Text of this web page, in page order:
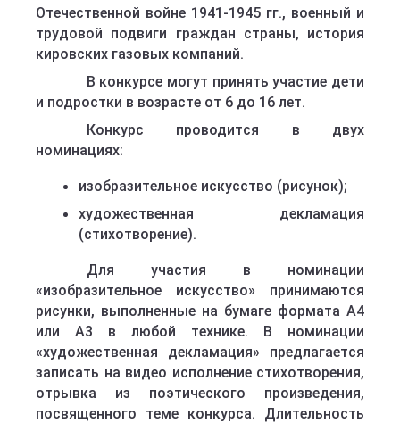
Отечественной войне 1941-1945 гг., военный и
трудовой подвиги граждан страны, история
кировских газовых компаний.
В конкурсе могут принять участие дети
и подростки в возрасте от 6 до 16 лет.
Конкурс проводится в двух
номинациях:
изобразительное искусство (рисунок);
художественная декламация
(стихотворение).
Для участия в номинации
«изобразительное искусство» принимаются
рисунки, выполненные на бумаге формата А4
или А3 в любой технике. В номинации
«художественная декламация» предлагается
записать на видео исполнение стихотворения,
отрывка из поэтического произведения,
посвященного теме конкурса. Длительность